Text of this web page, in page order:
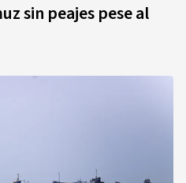
sin peajes pese al